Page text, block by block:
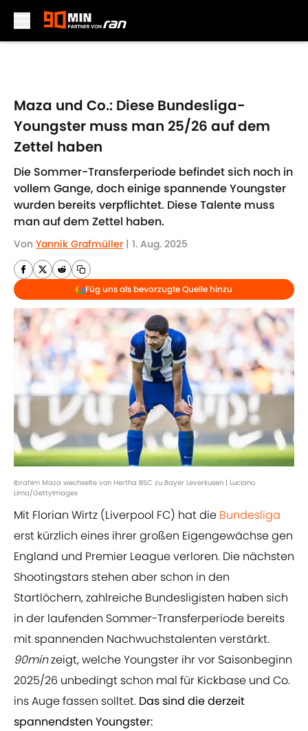
Maza und Co.: Diese Bundesliga-
Youngster muss man 25/26 auf dem
Zettel haben
Die Sommer-Transferperiode befindet sich noch in
vollem Gange, doch einige spannende Youngster
wurden bereits verpflichtet. Diese Talente muss
man auf dem Zettel haben.
Von Yannik Grafmüller | 1. Aug. 2025
Füg uns als bevorzugte Quelle hinzu
Ibrahim Maza wechselte von Hertha BSC zu Bayer Leverkusen | Luciano
Lima/GettyImages
Mit Florian Wirtz (Liverpool FC) hat die Bundesliga
erst kürzlich eines ihrer großen Eigengewächse gen
England und Premier League verloren. Die nächsten
Shootingstars stehen aber schon in den
Startlöchern, zahlreiche Bundesligisten haben sich
in der laufenden Sommer-Transferperiode bereits
mit spannenden Nachwuchstalenten verstärkt.
90minzeigt, welche Youngster ihr vor Saisonbeginn
2025/26 unbedingt schon mal für Kickbase und Co.
ins Auge fassen solltet. Das sind die derzeit
spannendsten Youngster: